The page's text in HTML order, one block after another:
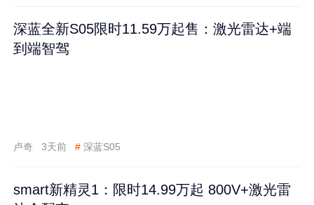
深蓝全新S05限时11.59万起售：激光雷达+端
到端智驾
卢奇 3天前 # 深蓝S05
smart新精灵1：限时14.99万起 800V+激光雷